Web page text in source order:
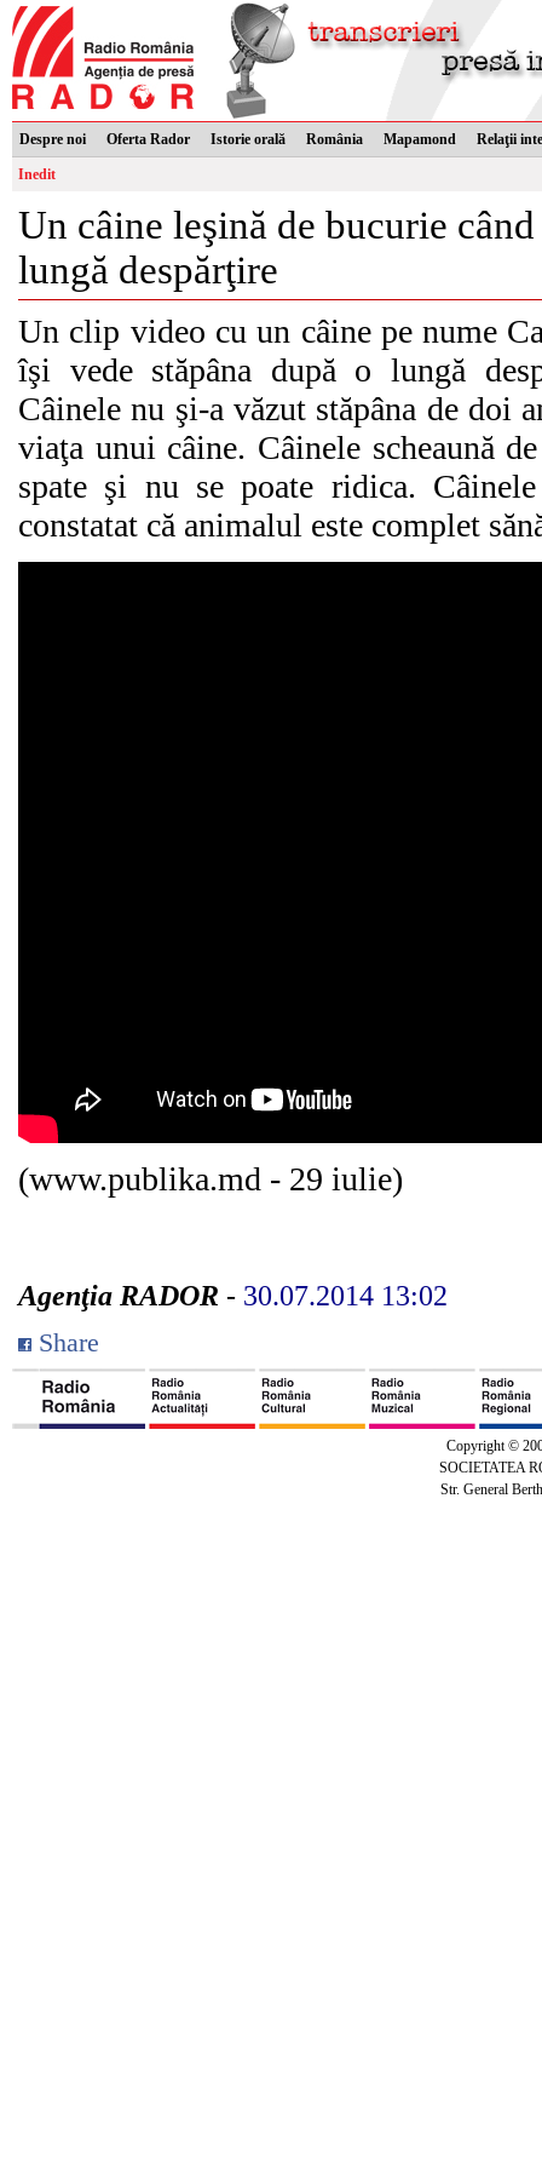
Despre noi Oferta Rador Istorie orală România Mapamond Relaţii
Inedit
Un câine leşină de bucurie
lungă despărţire
Un clip video cu un câine pe nume
îşi vede stăpâna după o lungă
Câinele nu şi-a văzut stăpâna de doi
viaţa unui câine. Câinele scheaună
spate şi nu se poate ridica.
constatat că animalul este complet
(www.publika.md - 29 iulie)
Agenţia RADOR - 30.07.2014 13:02
Share
Copyright ©
SOCIETATEA
Str. General